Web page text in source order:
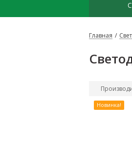
Главная /
Новинка!